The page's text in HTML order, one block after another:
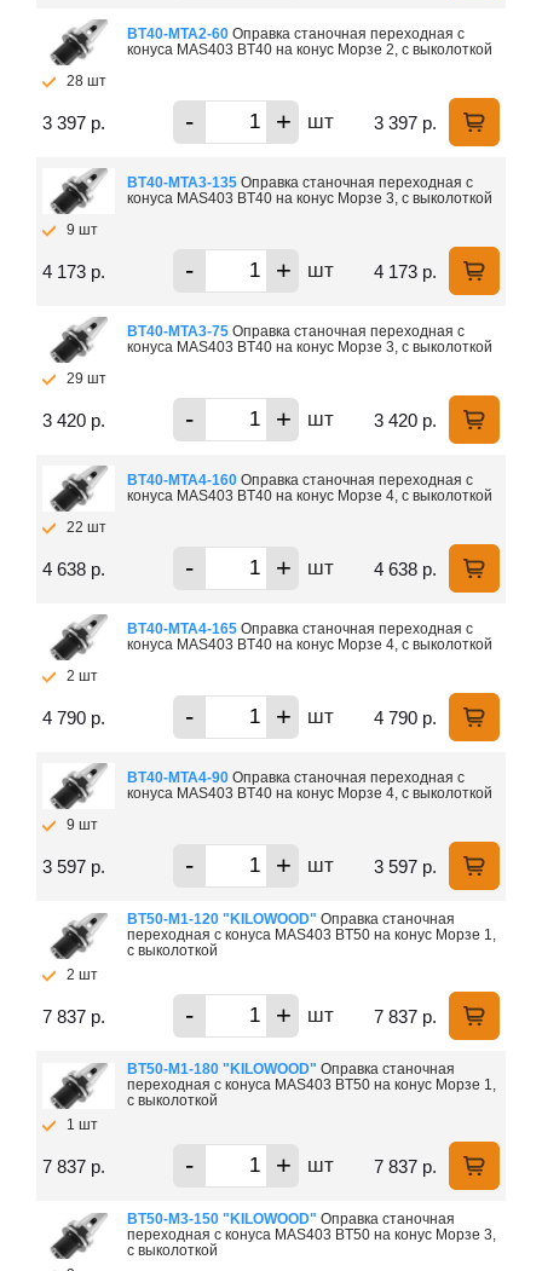
ВТ40-МTA2-60 Оправка станочная переходная с
конуса MAS403 BT40 на конус Морзе 2, с выколоткой
28 шт
3 397 р. - + шт 3 397 р.
ВТ40-МTA3-135 Оправка станочная переходная с
конуса MAS403 BT40 на конус Морзе 3, с выколоткой
9 шт
4 173 р. - + шт 4 173 р.
ВТ40-МTA3-75 Оправка станочная переходная с
конуса MAS403 BT40 на конус Морзе 3, с выколоткой
29 шт
3 420 р. - + шт 3 420 р.
ВТ40-МTA4-160 Оправка станочная переходная с
конуса MAS403 BT40 на конус Морзе 4, с выколоткой
22 шт
4 638 р. - + шт 4 638 р.
ВТ40-МTA4-165 Оправка станочная переходная с
конуса MAS403 BT40 на конус Морзе 4, с выколоткой
2 шт
4 790 р. - + шт 4 790 р.
ВТ40-МTA4-90 Оправка станочная переходная с
конуса MAS403 BT40 на конус Морзе 4, с выколоткой
9 шт
3 597 р. - + шт 3 597 р.
ВТ50-М1-120 "KILOWOOD" Оправка станочная
переходная с конуса MAS403 BT50 на конус Морзе 1,
с выколоткой
2 шт
7 837 р. - + шт 7 837 р.
ВТ50-М1-180 "KILOWOOD" Оправка станочная
переходная с конуса MAS403 BT50 на конус Морзе 1,
с выколоткой
1 шт
7 837 р. - + шт 7 837 р.
ВТ50-М3-150 "KILOWOOD" Оправка станочная
переходная с конуса MAS403 BT50 на конус Морзе 3,
с выколоткой